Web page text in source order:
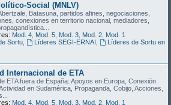
Social (MNLV)
Batasuna, partidos afines, negociaciones,
conexiones en territorio nacional, mediadores,
Mod. 4 Mod. 5 Mod. 3 Mod. 2 Mod. 1
Sortu, Líderes SEGI-ERNAI
Líderes de Sortu en
Internacional de ETA
ETA fuera de España: Apoyos en Europa, Conexión
en Sudamérica, Propaganda, Cobijo, Acciones,
Mod. 4 Mod. 5 Mod. 3 Mod. 2 Mod. 1